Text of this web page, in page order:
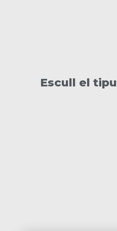
Escull el